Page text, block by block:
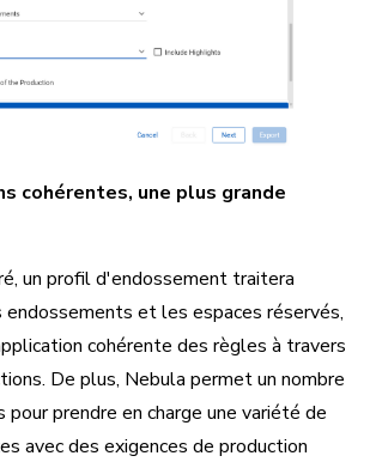
cohérentes, une plus grande
un profil d'endossement traitera
et les espaces réservés,
cohérente des règles à travers
De plus, Nebula permet un nombre
prendre en charge une variété de
avec des exigences de production